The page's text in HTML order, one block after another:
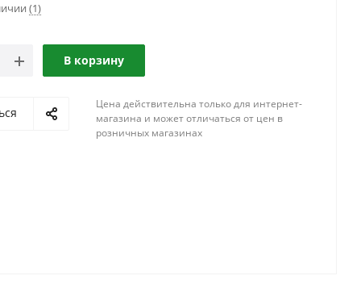
(1)
В корзину
Цена действительна только для интернет-
магазина и может отличаться от цен в
розничных магазинах